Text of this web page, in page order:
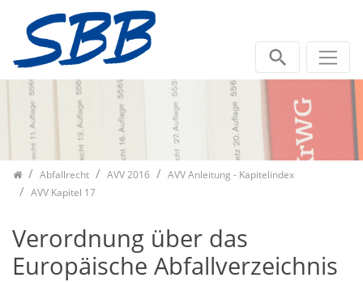
Zum Inhalt springen
Abfallrecht AVV 2016
AVV Anleitung - Kapitelindex
AVV Kapitel 17
Verordnung über das
Europäische Abfallverzeichnis